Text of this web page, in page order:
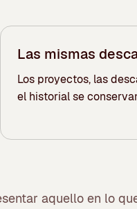
Las mismas
Los proyectos, las
el historial se
aquello en lo